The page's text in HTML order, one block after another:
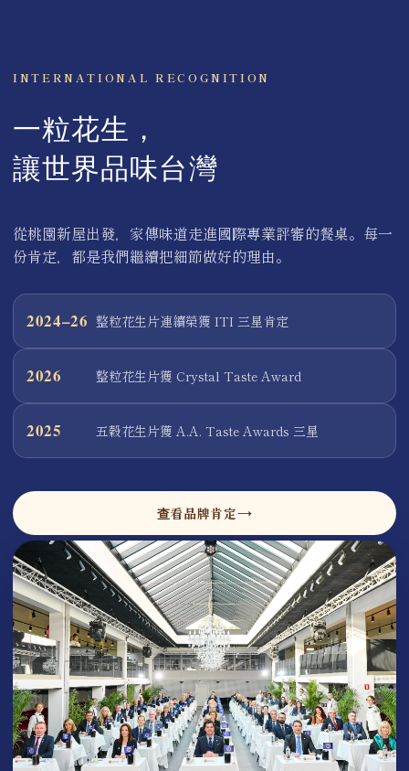
INTERNATIONAL RECOGNITION
一粒花生，
讓世界品味台灣
從桃園新屋出發，家傳味道走進國際專業評審的餐桌。每一
份肯定，都是我們繼續把細節做好的理由。
2024–26 整粒花生片連續榮獲 ITI 三星肯定
2026 整粒花生片獲 Crystal Taste Award
2025 五穀花生片獲 A.A. Taste Awards 三星
查看品牌肯定